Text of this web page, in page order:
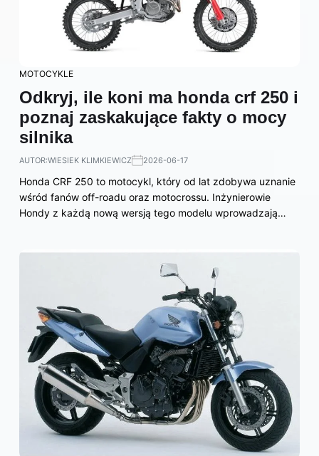
MOTOCYKLE
Odkryj, ile koni ma honda crf 250 i
poznaj zaskakujące fakty o mocy
silnika
AUTOR:WIESIEK KLIMKIEWICZ 2026-06-17
Honda CRF 250 to motocykl, który od lat zdobywa uznanie
wśród fanów off-roadu oraz motocrossu. Inżynierowie
Hondy z każdą nową wersją tego modelu wprowadzają…